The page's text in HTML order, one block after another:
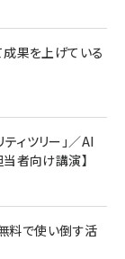
成果を上げている
ィツリー」／AI
者向け講演】
料で使い倒す活